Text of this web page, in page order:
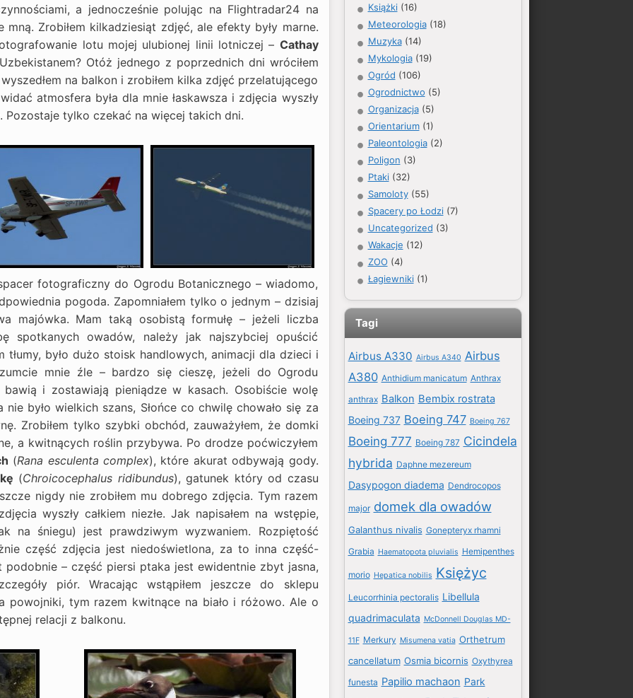
a jednocześnie polując na Flightradar24 na
Zrobiłem kilkadziesiąt zdjęć, ale efekty były marne.
lotu mojej ulubionej linii lotniczej – Cathay
Otóż jednego z poprzednich dni wróciłem
na balkon i zrobiłem kilka zdjęć przelatującego
atmosfera była dla mnie łaskawsza i zdjęcia wyszły
Pozostaje tylko czekać na więcej takich dni.
fotograficzny do Ogrodu Botanicznego – wiadomo,
pogoda. Zapomniałem tylko o jednym – dzisiaj
majówka. Mam taką osobistą formułę – jeżeli liczba
spotkanych owadów, należy jak najszybciej opuścić
tłumy, było dużo stoisk handlowych, animacji dla dzieci i
mnie źle – bardzo się cieszę, jeżeli do Ogrodu
i zostawiają pieniądze w kasach. Osobiście wolę
było wielkich szans, Słońce co chwilę chowało się za
Zrobiłem tylko szybki obchód, zauważyłem, że domki
a kwitnących roślin przybywa. Po drodze poćwiczyłem
(Rana esculenta complex), które akurat odbywają gody.
(Chroicocephalus ridibundus), gatunek który od czasu
nigdy nie zrobiłem mu dobrego zdjęcia. Tym razem
wyszły całkiem niezłe. Jak napisałem na wstępie,
na śniegu) jest prawdziwym wyzwaniem. Rozpiętość
część zdjęcia jest niedoświetlona, za to inna część-
– część piersi ptaka jest ewidentnie zbyt jasna,
piór. Wracając wstąpiłem jeszcze do sklepu
powojniki, tym razem kwitnące na biało i różowo. Ale o
relacji z balkonu.
Książki(16)
Meteorologia(18)
Muzyka(14)
Mykologia(19)
Ogród (106)
Ogrodnictwo (5)
Organizacja(5)
Orientarium(1)
Paleontologia(2)
Poligon (3)
Ptaki(32)
Samoloty(55)
Spacery po Łodzi(7)
Uncategorized (3)
Wakacje (12)
ZOO (4)
Łagiewniki(1)
Tagi
Airbus A330 Airbus A340 Airbus
A380 Anthidium manicatum Anthrax
anthrax Balkon Bembix rostrata
Boeing 737 Boeing 747 Boeing 767
Boeing 777 Boeing 787 Cicindela
hybrida Daphne mezereum
Dasypogon diadema Dendrocopos
major domek dla owadów
Galanthus nivalis Gonepteryx rhamni
Grabia Haematopota pluvialis Hemipenthes
morio Hepatica nobilis Księżyc
Leucorrhinia pectoralis Libellula
quadrimaculata McDonnell Douglas MD-
11F Merkury Misumena vatia Orthetrum
cancellatum Osmia bicornis Oxythyrea
funesta Papilio machaon Park